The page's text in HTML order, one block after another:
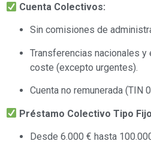
Cuenta Colectivos:
Sin comisiones de
Transferencias nacionales y
coste (excepto urgentes).
Cuenta no remunerada (TIN
Préstamo Colectivo Tipo
Desde 6.000 € hasta